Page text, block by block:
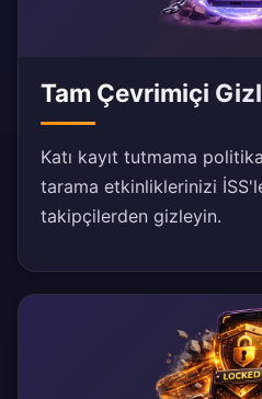
Tam Çevrimiçi
Katı kayıt tutmama
tarama etkinliklerinizi
takipçilerden gizleyin.